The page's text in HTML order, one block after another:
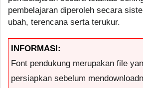
pembelajaran diperoleh secara
ubah, terencana serta terukur.
INFORMASI:
Font pendukung merupakan file
persiapkan sebelum